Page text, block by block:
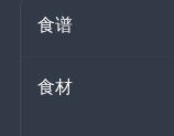
食谱
食材